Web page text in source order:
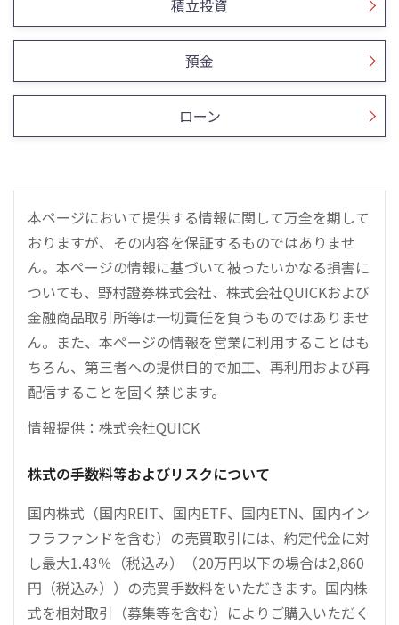
積立投資
預金
ローン
本ページにおいて提供する情報に関して万全を期して
おりますが、その内容を保証するものではありませ
ん。本ページの情報に基づいて被ったいかなる損害に
ついても、野村證券株式会社、株式会社QUICKおよび
金融商品取引所等は一切責任を負うものではありませ
ん。また、本ページの情報を営業に利用することはも
ちろん、第三者への提供目的で加工、再利用および再
配信することを固く禁じます。
情報提供：株式会社QUICK
株式の手数料等およびリスクについて
国内株式（国内REIT、国内ETF、国内ETN、国内イン
フラファンドを含む）の売買取引には、約定代金に対
し最大1.43％（税込み）（20万円以下の場合は2,860
円（税込み））の売買手数料をいただきます。国内株
式を相対取引（募集等を含む）によりご購入いただく